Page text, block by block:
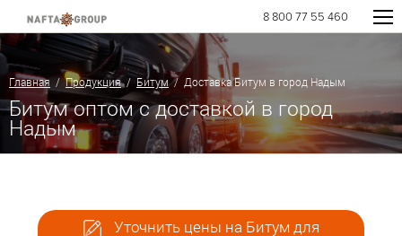
8 800 77 55 460
Главная /Продукция/ Битум/ Доставка Битум в город Надым
Битум оптом с доставкой в город
Надым
Уточнить цены на Битум для